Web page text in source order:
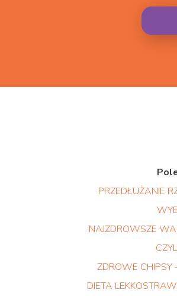
PRZEDŁUŻANIE
NAJZDROWSZE
ZDROWE CHIPSY
DIETA